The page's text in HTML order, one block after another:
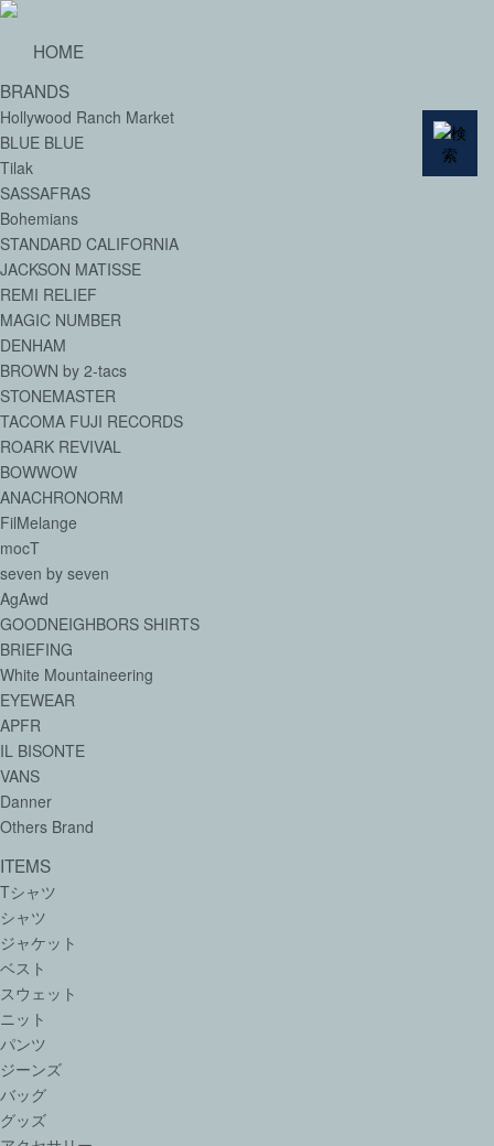
HOME
BRANDS
Hollywood Ranch Market
BLUE BLUE
Tilak
SASSAFRAS
Bohemians
STANDARD CALIFORNIA
JACKSON MATISSE
REMI RELIEF
MAGIC NUMBER
DENHAM
BROWN by 2-tacs
STONEMASTER
TACOMA FUJI RECORDS
ROARK REVIVAL
BOWWOW
ANACHRONORM
FilMelange
mocT
seven by seven
AgAwd
GOODNEIGHBORS SHIRTS
BRIEFING
White Mountaineering
EYEWEAR
APFR
IL BISONTE
VANS
Danner
Others Brand
ITEMS
Tシャツ
シャツ
ジャケット
ベスト
スウェット
ニット
パンツ
ジーンズ
バッグ
グッズ